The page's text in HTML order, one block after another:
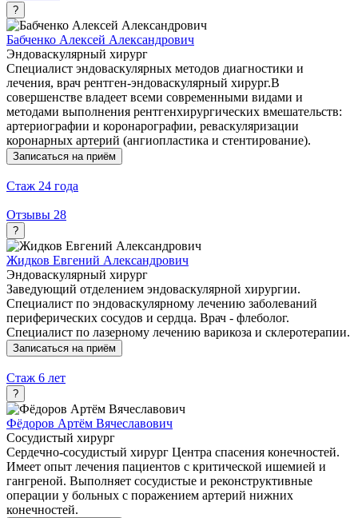
?
Бабченко Алексей Александрович
Эндоваскулярный хирург
Специалист эндоваскулярных методов диагностики и
лечения, врач рентген-эндоваскулярный хирург.В
совершенстве владеет всеми современными видами и
методами выполнения рентгенхирургических вмешательств:
артериографии и коронарографии, реваскуляризации
коронарных артерий (ангиопластика и стентирование).
Записаться на приём
Стаж 24 года
Отзывы 28
?
Жидков Евгений Александрович
Эндоваскулярный хирург
Заведующий отделением эндоваскулярной хирургии.
Специалист по эндоваскулярному лечению заболеваний
периферических сосудов и сердца. Врач - флеболог.
Специалист по лазерному лечению варикоза и склеротерапии.
Записаться на приём
Стаж 6 лет
?
Фёдоров Артём Вячеславович
Сосудистый хирург
Сердечно-сосудистый хирург Центра спасения конечностей.
Имеет опыт лечения пациентов с критической ишемией и
гангреной. Выполняет сосудистые и реконструктивные
операции у больных с поражением артерий нижних
конечностей.